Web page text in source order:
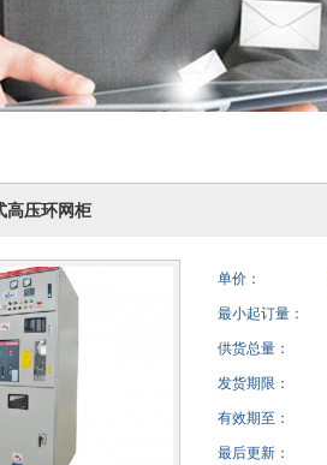
高压环网柜
单价：
最小起订量：
供货总量：
发货期限：
有效期至：
最后更新：